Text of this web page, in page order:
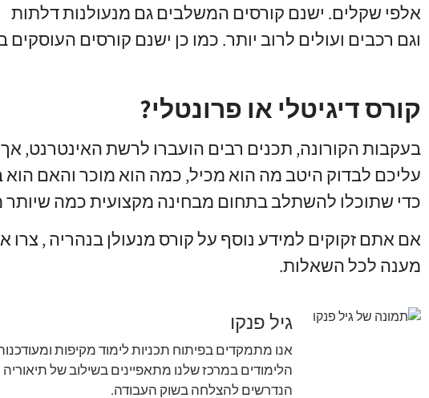
אלפי שקלים. ישנם קורסים המשלבים גם מנעולנות דלתות
וגם רכבים ועולים לרוב יותר. כמו כן ישנם קורסים העוסקים
קורס דיגיטלי או פרונטלי?
בעקבות הקורונה, תכנים רבים הועברו לרשת האינטרנט,
עליכם לבדוק היטב מה הוא מכיל, כמה הוא מוכר והאם
כדי שתוכלו להשתלב בתחום מבחינה מקצועית כמה
אם אתם זקוקים למידע נוסף על קורס מנעולן בנהריה, צרו
מענה לכל השאלות.
גיל פנקו
אנו מתמקדים בפיתוח תכניות לימוד מקיפות
הלימודים במרכז שלנו מתאפיינים בשילוב של
הנדרשים להצלחה בשוק העבודה.